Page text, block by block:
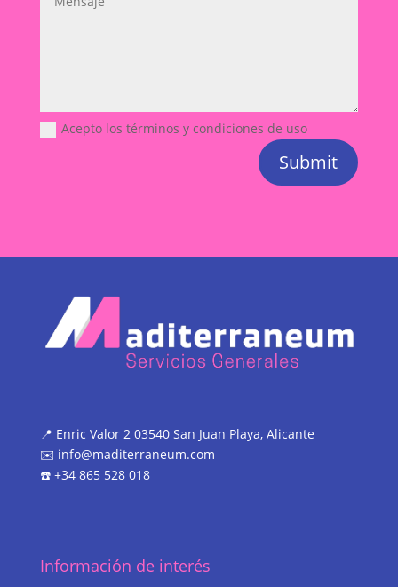
Acepto los términos y condiciones de uso
Submit
📍 Enric Valor 2 03540 San Juan Playa, Alicante
✉️ info@maditerraneum.com
☎️ +34 865 528 018
Información de interés